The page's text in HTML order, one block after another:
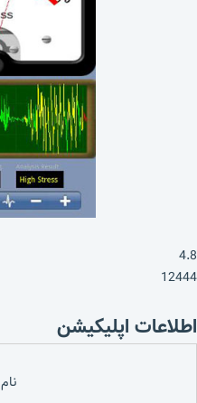
4.8
12444
اطلاعات اپلیکیشن
نام